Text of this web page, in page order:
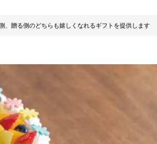
、贈る側のどちらも嬉しくなれるギフトを提供します